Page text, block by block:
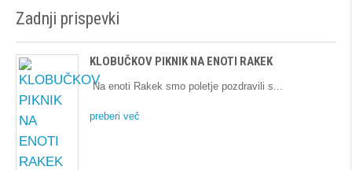
Zadnji prispevki
KLOBUČKOV PIKNIK NA ENOTI RAKEK
Na enoti Rakek smo poletje pozdravili s
preberi več